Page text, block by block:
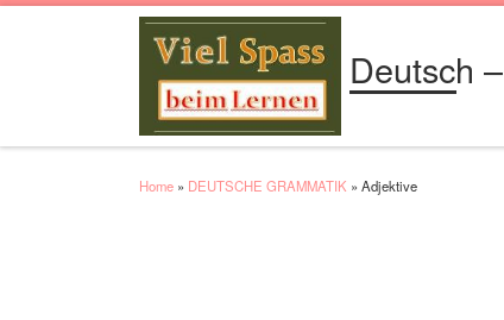
Deutsch
Home » DEUTSCHE GRAMMATIK » Adjektive